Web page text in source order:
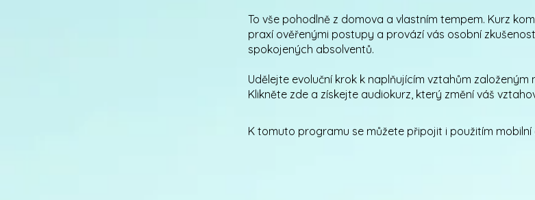
To vše pohodlně z domova a vlastním tempem. Kurz
praxí ověřenými postupy a provází vás osobní
spokojených absolventů.
Udělejte evoluční krok k naplňujícím vztahům založeným
Klikněte zde a získejte audiokurz, který změní váš
K tomuto programu se můžete připojit i použitím mobilní